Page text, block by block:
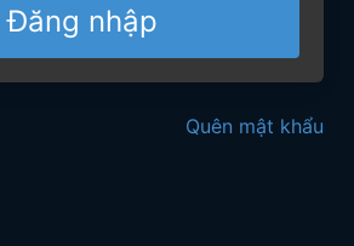
Đăng nhập
Quên mật khẩu